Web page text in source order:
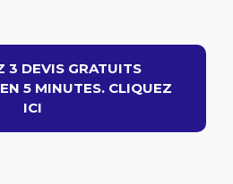
3 DEVIS GRATUITS
5 MINUTES. CLIQUEZ
ICI